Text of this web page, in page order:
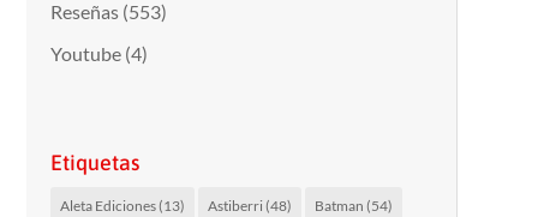
Reseñas(553)
Youtube(4)
Etiquetas
Aleta Ediciones(13) Astiberri(48) Batman (54)